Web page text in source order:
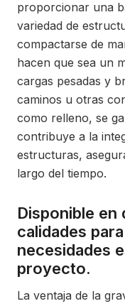
proporcionar una
variedad de
compactarse de
hacen que sea un
cargas pesadas y
caminos u otras
como relleno, se
contribuye a la
estructuras,
largo del tiempo.
Disponible
calidades
necesidades
proyecto.
La ventaja de la